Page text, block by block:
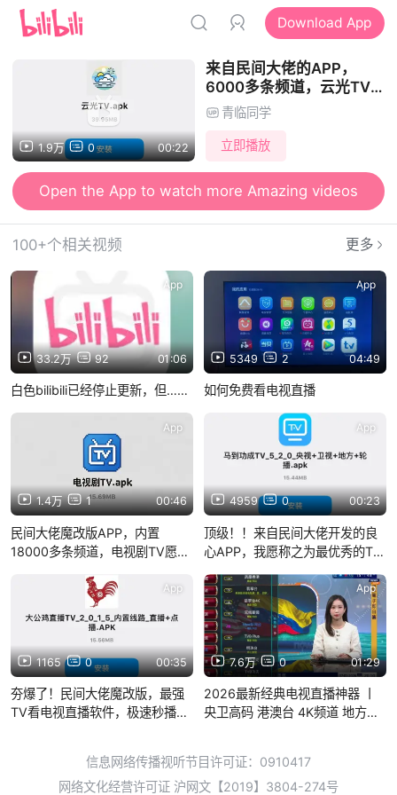
Download App
1.9万 0 00:22
来自民间大佬的APP，
6000多条频道，云光TV
yyds的TV看电视直播软
件，秒加载不卡顿
青临同学
立即播放
Open the App to watch more Amazing videos
100+个相关视频 更多
33.2万 92 01:06
App
白色bilibili已经停止更新，但……
5349 2 04:49
App
如何免费看电视直播
1.4万 1 00:46
App
民间大佬魔改版APP，内置
18000多条频道，电视剧TV愿称
4959 0 00:23
App
顶级！！来自民间大佬开发的良
心APP，我愿称之为最优秀的TV
加载不卡顿
1165 0 00:35
App
夯爆了！民间大佬魔改版，最强
TV看电视直播软件，极速秒播、
7.6万 0 01:29
App
2026最新经典电视直播神器 丨
央卫高码 港澳台 4K频道 地方台
享！内置央卫高码 港澳台全频道
专
信息网络传播视听节目许可证：0910417
网络文化经营许可证 沪网文【2019】3804-274号